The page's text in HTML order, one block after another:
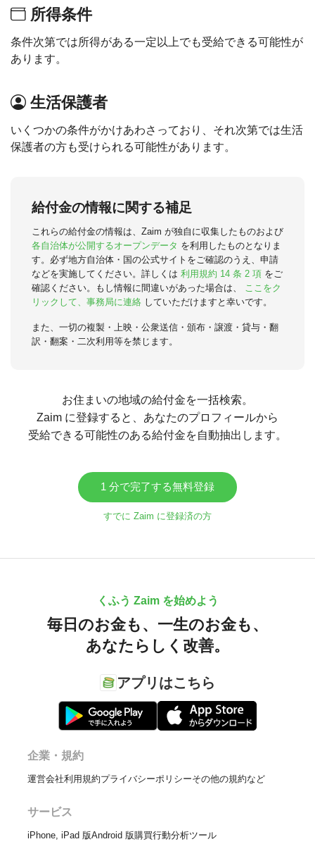
所得条件
条件次第では所得がある一定以上でも受給できる可能性が
あります。
生活保護者
いくつかの条件がかけあわさっており、それ次第では生活
保護者の方も受けられる可能性があります。
給付金の情報に関する補足
これらの給付金の情報は、Zaim が独自に収集したものおよび
各自治体が公開するオープンデータ を利用したものとなりま
す。必ず地方自治体・国の公式サイトをご確認のうえ、申請
などを実施してください。詳しくは 利用規約 14 条 2 項 をご
確認ください。もし情報に間違いがあった場合は、
ここをク
リックして、事務局に連絡 していただけますと幸いです。
また、一切の複製・上映・公衆送信・頒布・譲渡・貸与・翻
訳・翻案・二次利用等を禁じます。
お住まいの地域の給付金を一括検索。
Zaim に登録すると、あなたのプロフィールから
受給できる可能性のある給付金を自動抽出します。
1 分で完了する無料登録
すでに Zaim に登録済の方
くふう Zaim を始めよう
毎日のお金も、 一生のお金も、
あなたらしく改善。
アプリはこちら
企業・規約
運営会社利用規約プライバシーポリシーその他の規約など
サービス
iPhone, iPad 版Android 版購買行動分析ツール